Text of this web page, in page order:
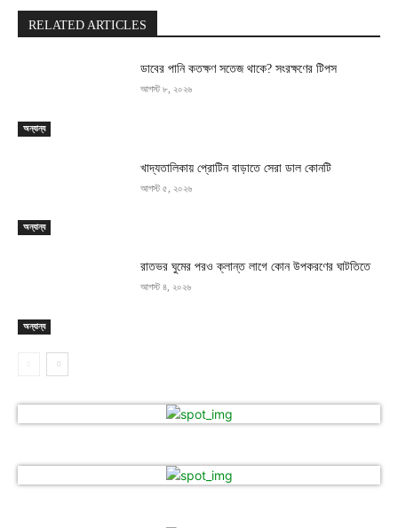
RELATED ARTICLES
অন্যান্য
ডাবের পানি কতক্ষণ সতেজ থাকে? সংরক্ষণের টিপস
আগস্ট ৮, ২০২৬
অন্যান্য
খাদ্যতালিকায় প্রোটিন বাড়াতে সেরা ডাল কোনটি
আগস্ট ৫, ২০২৬
অন্যান্য
রাতভর ঘুমের পরও ক্লান্ত লাগে কোন উপকরণের ঘাটতিতে
আগস্ট ৪, ২০২৬